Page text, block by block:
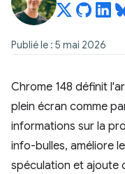
Publié le : 5 mai 2026
Chrome 148 définit
plein écran comme
informations sur la
info-bulles, améliore
spéculation et ajoute